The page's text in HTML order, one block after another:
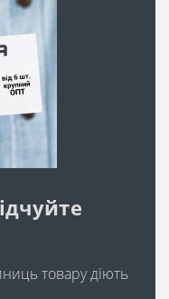
товару діють